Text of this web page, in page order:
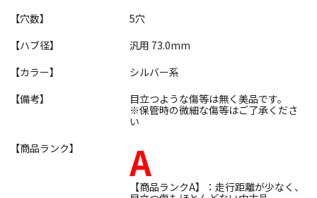
【穴数】
5穴
【ハブ径】
汎用 73.0mm
【カラー】
シルバー系
【備考】
目立つような傷等は無く美品です。
※保管時の微細な傷等はご了承くださ
い
【商品ランク】
A
【商品ランクA】：走行距離が少なく、